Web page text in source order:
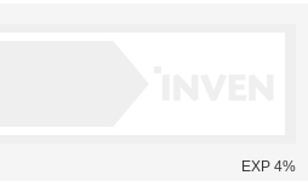
EXP 4%